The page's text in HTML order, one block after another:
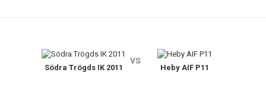
Södra Trögds IK 2011
vs
Heby AIF P11